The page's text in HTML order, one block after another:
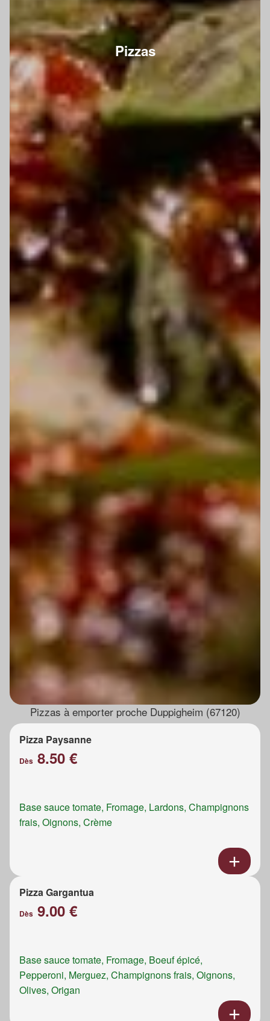
Pizzas
Pizzas à emporter proche Duppigheim (67120)
Pizza Paysanne
Dès 8.50 €
Base sauce tomate, Fromage, Lardons, Champignons
frais, Oignons, Crème
Pizza Gargantua
Dès 9.00 €
Base sauce tomate, Fromage, Boeuf épicé,
Pepperoni, Merguez, Champignons frais, Oignons,
Olives, Origan